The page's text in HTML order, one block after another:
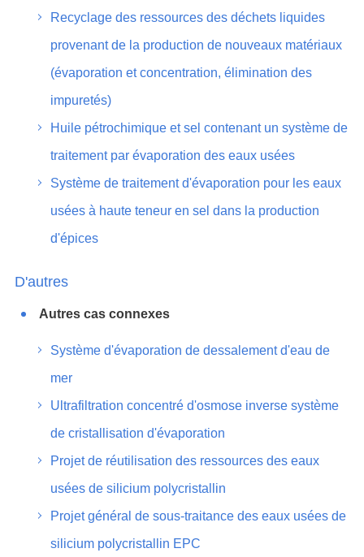
Recyclage des ressources des déchets liquides
provenant de la production de nouveaux matériaux
(évaporation et concentration, élimination des
impuretés)
Huile pétrochimique et sel contenant un système de
traitement par évaporation des eaux usées
Système de traitement d'évaporation pour les eaux
usées à haute teneur en sel dans la production
d'épices
D'autres
Autres cas connexes
Système d'évaporation de dessalement d'eau de
mer
Ultrafiltration concentré d'osmose inverse système
de cristallisation d'évaporation
Projet de réutilisation des ressources des eaux
usées de silicium polycristallin
Projet général de sous-traitance des eaux usées de
silicium polycristallin EPC